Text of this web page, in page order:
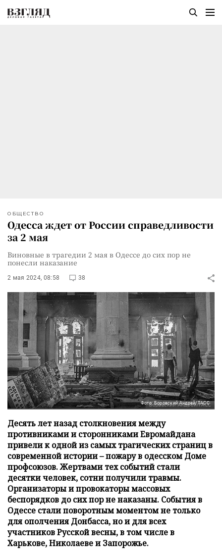
ОБЩЕСТВО
Одесса ждет от России справедливости
за 2 мая
Виновные в трагедии 2 мая в Одессе до сих пор не
понесли наказание
2 мая 2024, 08:58 38
Фото: Боровский Андрей/ТАСС
Десять лет назад столкновения между
противниками и сторонниками Евромайдана
привели к одной из самых трагических страниц в
современной истории – пожару в одесском Доме
профсоюзов. Жертвами тех событий стали
десятки человек, сотни получили травмы.
Организаторы и провокаторы массовых
беспорядков до сих пор не наказаны. События в
Одессе стали поворотным моментом не только
для ополчения Донбасса, но и для всех
участников Русской весны, в том числе в
Харькове, Николаеве и Запорожье.